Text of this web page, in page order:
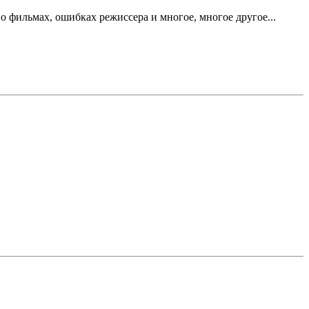
фильмах, ошибках режиссера и многое, многое другое...